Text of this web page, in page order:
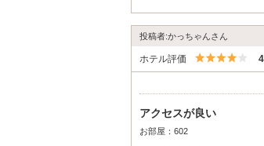
投稿者:かっちゃんさん
ホテル評価 5
アクセスが良い
お部屋：602